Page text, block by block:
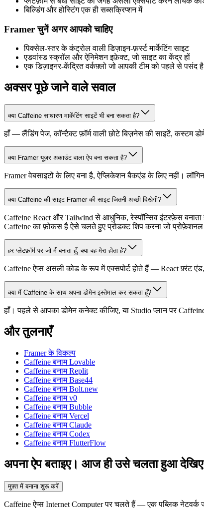
बिल्डिंग और होस्टिंग एक ही सब्सक्रिप्शन में
Framer चुनें अगर आपको चाहिए
पिक्सेल-स्तर के कंट्रोल वाली डिज़ाइन-फ़र्स्ट मार्केटिंग साइट
एडवांस्ड स्क्रॉल और ऐनिमेशन इफ़ेक्ट, जो साइट का केंद्र हों
एक डिज़ाइनर-केंद्रित वर्कफ़्लो जो आपकी टीम को पहले से पसंद है
अक्सर पूछे जाने वाले सवाल
क्या Caffeine साधारण मार्केटिंग साइटें भी बना सकता है?
हाँ — लैंडिंग पेज, कॉन्टैक्ट फ़ॉर्म वाली छोटे बिज़नेस की साइटें, कस्टम
क्या Framer यूज़र अकाउंट वाला ऐप बना सकता है?
Framer वेबसाइटों के लिए बना है, ऐप्लिकेशन बैकएंड के लिए नहीं।
क्या Caffeine की साइट Framer की साइट जितनी अच्छी दिखेगी?
Caffeine React और Tailwind से आधुनिक, रेस्पॉन्सिव इंटरफ़ेस
Caffeine का फ़ोकस है ऐसे चलते हुए प्रोडक्ट शिप करना जो प्रोफ़ेशनल
हर प्लेटफ़ॉर्म पर जो मैं बनाता हूँ, क्या वह मेरा होता है?
Caffeine ऐप्स असली कोड के रूप में एक्सपोर्ट होते हैं — React फ़्रंट
क्या मैं Caffeine के साथ अपना डोमेन इस्तेमाल कर सकता हूँ?
हाँ। पहले से आपका डोमेन कनेक्ट कीजिए, या Studio प्लान पर
और तुलनाएँ
Framer के विकल्प
Caffeine बनाम Lovable
Caffeine बनाम Replit
Caffeine बनाम Base44
Caffeine बनाम Bolt.new
Caffeine बनाम v0
Caffeine बनाम Bubble
Caffeine बनाम Vercel
Caffeine बनाम Claude
Caffeine बनाम Codex
Caffeine बनाम FlutterFlow
अपना ऐप बताइए। आज ही उसे चलता हुआ
मुफ़्त में बनाना शुरू करें
Caffeine ऐप्स Internet Computer पर चलते हैं — एक पब्लिक नेटवर्क